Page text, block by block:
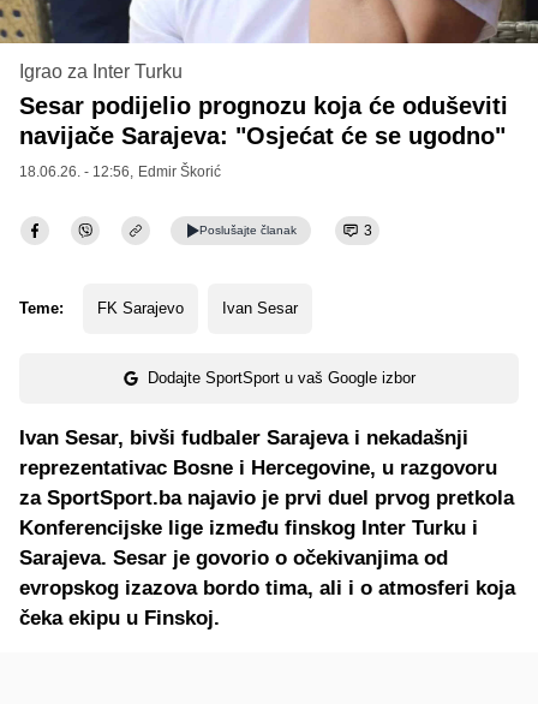
Igrao za Inter Turku
Sesar podijelio prognozu koja će oduševiti
navijače Sarajeva: "Osjećat će se ugodno"
18.06.26. - 12:56, Edmir Škorić
Poslušajte članak 3
Teme: FK Sarajevo Ivan Sesar
Dodajte SportSport u vaš Google izbor
Ivan Sesar, bivši fudbaler Sarajeva i nekadašnji
reprezentativac Bosne i Hercegovine, u razgovoru
za SportSport.ba najavio je prvi duel prvog pretkola
Konferencijske lige između finskog Inter Turku i
Sarajeva. Sesar je govorio o očekivanjima od
evropskog izazova bordo tima, ali i o atmosferi koja
čeka ekipu u Finskoj.